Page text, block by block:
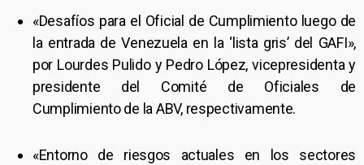
«Desafíos para el Oficial de Cumplimiento luego de
la entrada de Venezuela en la ‘lista gris’ del GAFI»,
por Lourdes Pulido y Pedro López, vicepresidenta y
presidente del Comité de Oficiales de
Cumplimiento de la ABV, respectivamente.
«Entorno de riesgos actuales en los sectores